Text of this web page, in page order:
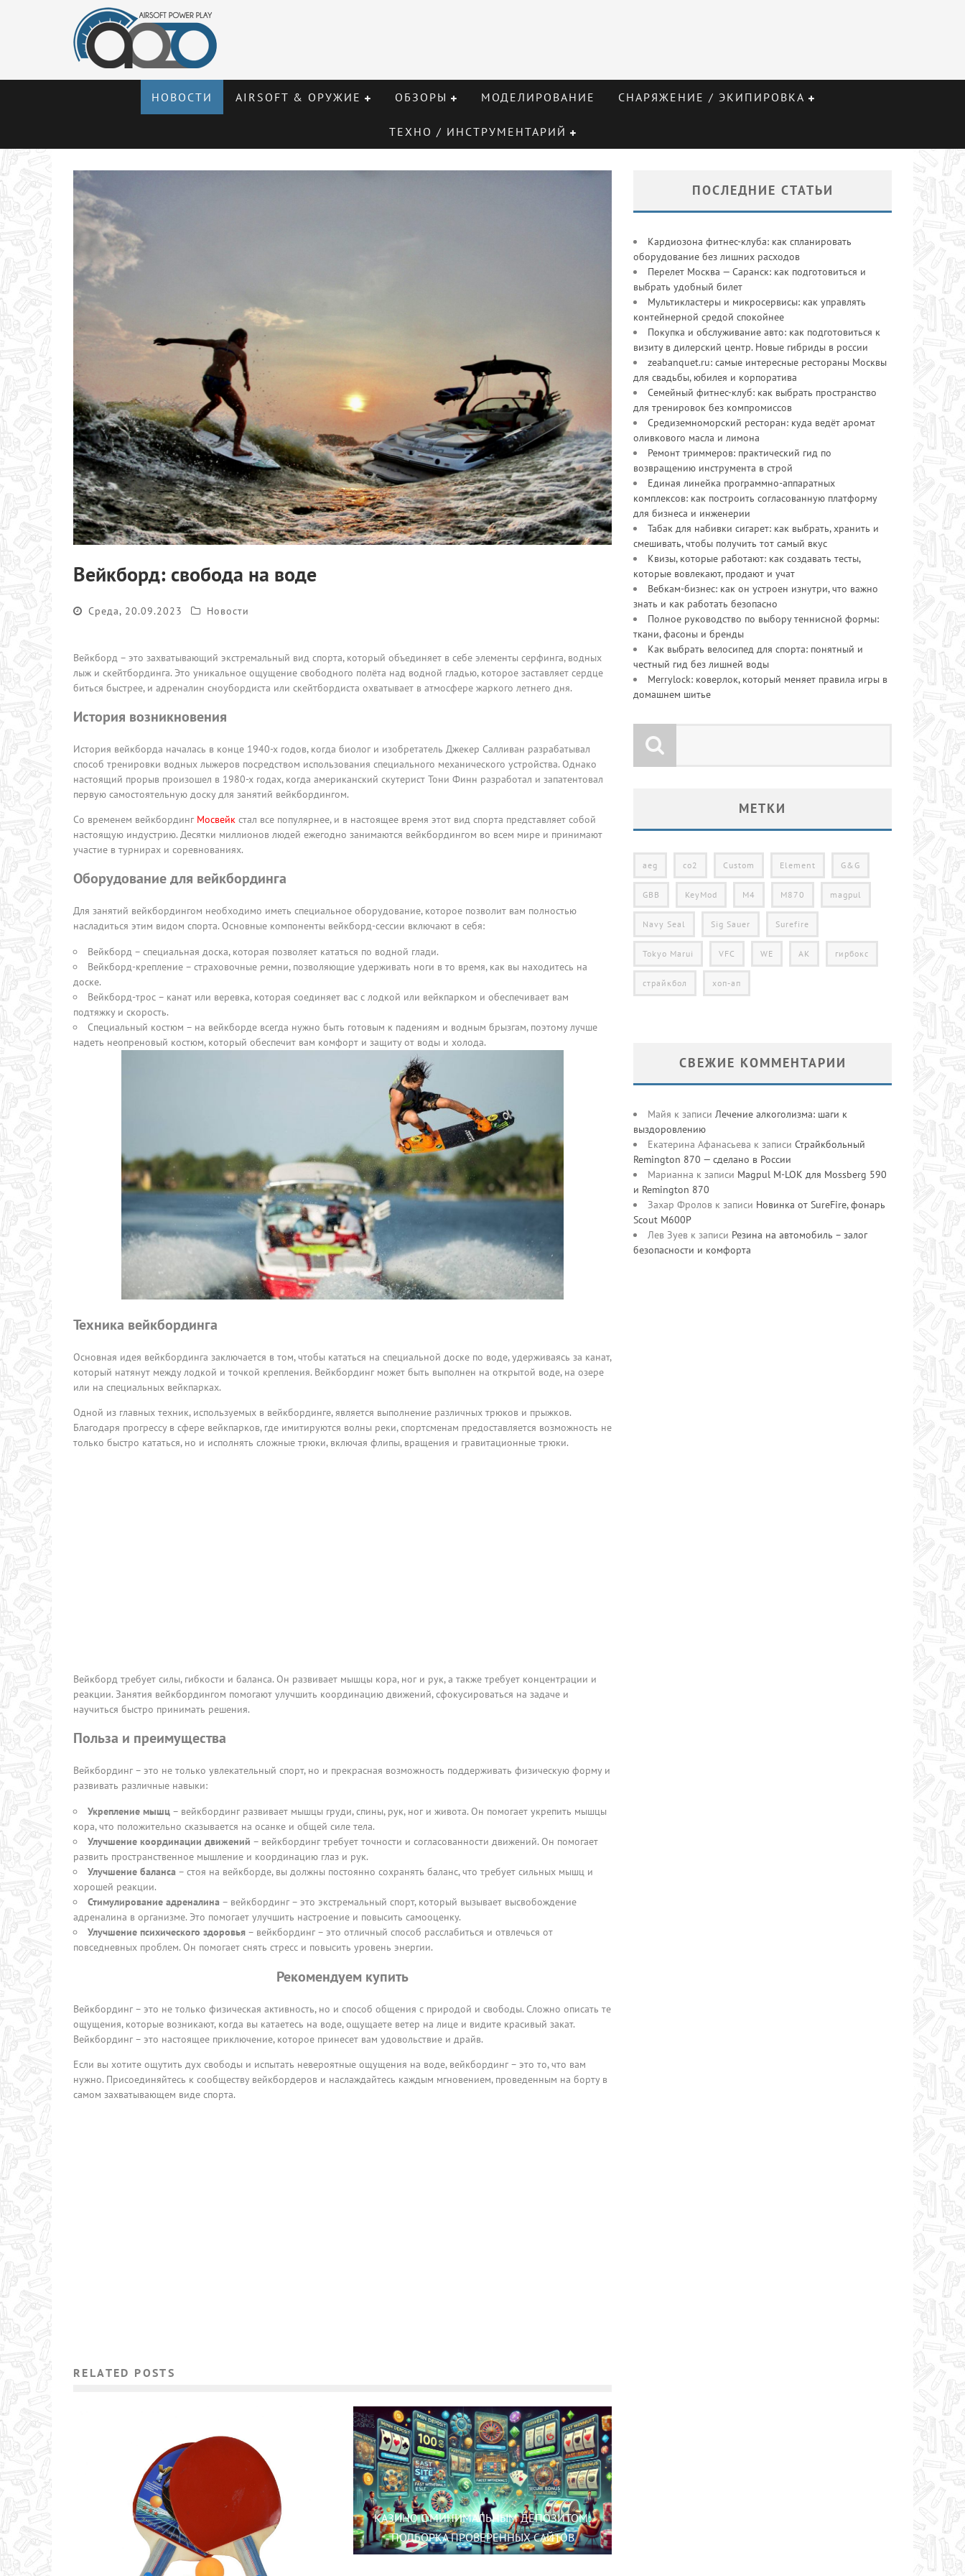
НОВОСТИ AIRSOFT & ОРУЖИЕ ОБЗОРЫ МОДЕЛИРОВАНИЕ СНАРЯЖЕНИЕ / ЭКИПИРОВКА
ТЕХНО / ИНСТРУМЕНТАРИЙ
Вейкборд: свобода на воде
Среда, 20.09.2023 Новости
Вейкборд – это захватывающий экстремальный вид спорта, который объединяет в себе элементы серфинга, водных
лыж и скейтбординга. Это уникальное ощущение свободного полёта над водной гладью, которое заставляет сердце
биться быстрее, и адреналин сноубордиста или скейтбордиста охватывает в атмосфере жаркого летнего дня.
История возникновения
История вейкборда началась в конце 1940-х годов, когда биолог и изобретатель Джекер Салливан разрабатывал
способ тренировки водных лыжеров посредством использования специального механического устройства. Однако
настоящий прорыв произошел в 1980-х годах, когда американский скутерист Тони Финн разработал и запатентовал
первую самостоятельную доску для занятий вейкбордингом.
Со временем вейкбординг Мосвейк стал все популярнее, и в настоящее время этот вид спорта представляет собой
настоящую индустрию. Десятки миллионов людей ежегодно занимаются вейкбордингом во всем мире и принимают
участие в турнирах и соревнованиях.
Оборудование для вейкбординга
Для занятий вейкбордингом необходимо иметь специальное оборудование, которое позволит вам полностью
насладиться этим видом спорта. Основные компоненты вейкборд-сессии включают в себя:
Вейкборд – специальная доска, которая позволяет кататься по водной глади.
Вейкборд-крепление – страховочные ремни, позволяющие удерживать ноги в то время, как вы находитесь на
доске.
Вейкборд-трос – канат или веревка, которая соединяет вас с лодкой или вейкпарком и обеспечивает вам
подтяжку и скорость.
Специальный костюм – на вейкборде всегда нужно быть готовым к падениям и водным брызгам, поэтому лучше
надеть неопреновый костюм, который обеспечит вам комфорт и защиту от воды и холода.
Техника вейкбординга
Основная идея вейкбординга заключается в том, чтобы кататься на специальной доске по воде, удерживаясь за канат,
который натянут между лодкой и точкой крепления. Вейкбординг может быть выполнен на открытой воде, на озере
или на специальных вейкпарках.
Одной из главных техник, используемых в вейкбординге, является выполнение различных трюков и прыжков.
Благодаря прогрессу в сфере вейкпарков, где имитируются волны реки, спортсменам предоставляется возможность не
только быстро кататься, но и исполнять сложные трюки, включая флипы, вращения и гравитационные трюки.
Вейкборд требует силы, гибкости и баланса. Он развивает мышцы кора, ног и рук, а также требует концентрации и
реакции. Занятия вейкбордингом помогают улучшить координацию движений, сфокусироваться на задаче и
научиться быстро принимать решения.
Польза и преимущества
Вейкбординг – это не только увлекательный спорт, но и прекрасная возможность поддерживать физическую форму и
развивать различные навыки:
Укрепление мышц – вейкбординг развивает мышцы груди, спины, рук, ног и живота. Он помогает укрепить мышцы
кора, что положительно сказывается на осанке и общей силе тела.
Улучшение координации движений – вейкбординг требует точности и согласованности движений. Он помогает
развить пространственное мышление и координацию глаз и рук.
Улучшение баланса – стоя на вейкборде, вы должны постоянно сохранять баланс, что требует сильных мышц и
хорошей реакции.
Стимулирование адреналина – вейкбординг – это экстремальный спорт, который вызывает высвобождение
адреналина в организме. Это помогает улучшить настроение и повысить самооценку.
Улучшение психического здоровья – вейкбординг – это отличный способ расслабиться и отвлечься от
повседневных проблем. Он помогает снять стресс и повысить уровень энергии.
Рекомендуем купить
Вейкбординг – это не только физическая активность, но и способ общения с природой и свободы. Сложно описать те
ощущения, которые возникают, когда вы катаетесь на воде, ощущаете ветер на лице и видите красивый закат.
Вейкбординг – это настоящее приключение, которое принесет вам удовольствие и драйв.
Если вы хотите ощутить дух свободы и испытать невероятные ощущения на воде, вейкбординг – это то, что вам
нужно. Присоединяйтесь к сообществу вейкбордеров и наслаждайтесь каждым мгновением, проведенным на борту в
самом захватывающем виде спорта.
RELATED POSTS
КАЗИНО С МИНИМАЛЬНЫМ ДЕПОЗИТОМ:
ПОДБОРКА ПРОВЕРЕННЫХ САЙТОВ
ПОСЛЕДНИЕ СТАТЬИ
Кардиозона фитнес-клуба: как спланировать
оборудование без лишних расходов
Перелет Москва — Саранск: как подготовиться и
выбрать удобный билет
Мультикластеры и микросервисы: как управлять
контейнерной средой спокойнее
Покупка и обслуживание авто: как подготовиться к
визиту в дилерский центр. Новые гибриды в россии
zeabanquet.ru: самые интересные рестораны Москвы
для свадьбы, юбилея и корпоратива
Семейный фитнес-клуб: как выбрать пространство
для тренировок без компромиссов
Средиземноморский ресторан: куда ведёт аромат
оливкового масла и лимона
Ремонт триммеров: практический гид по
возвращению инструмента в строй
Единая линейка программно-аппаратных
комплексов: как построить согласованную платформу
для бизнеса и инженерии
Табак для набивки сигарет: как выбрать, хранить и
смешивать, чтобы получить тот самый вкус
Квизы, которые работают: как создавать тесты,
которые вовлекают, продают и учат
Вебкам-бизнес: как он устроен изнутри, что важно
знать и как работать безопасно
Полное руководство по выбору теннисной формы:
ткани, фасоны и бренды
Как выбрать велосипед для спорта: понятный и
честный гид без лишней воды
Merrylock: коверлок, который меняет правила игры в
домашнем шитье
МЕТКИ
aeg co2 Custom Element G&G
GBB KeyMod M4 M870 magpul
Navy Seal Sig Sauer Surefire
Tokyo Marui VFC WE АК гирбокс
страйкбол хоп-ап
СВЕЖИЕ КОММЕНТАРИИ
Майя к записи Лечение алкоголизма: шаги к
выздоровлению
Екатерина Афанасьева к записи Страйкбольный
Remington 870 — сделано в России
Марианна к записи Magpul M-LOK для Mossberg 590
и Remington 870
Захар Фролов к записи Новинка от SureFire, фонарь
Scout M600P
Лев Зуев к записи Резина на автомобиль – залог
безопасности и комфорта